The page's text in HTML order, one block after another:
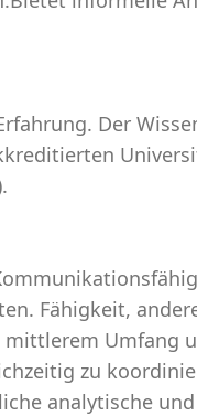
Der
Fähigkeit,
Umfang
zu
analytische